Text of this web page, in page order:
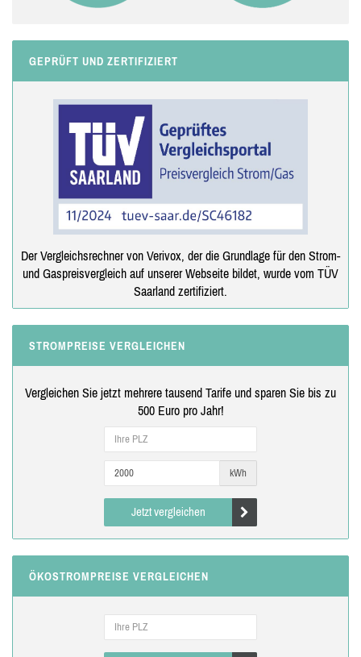
GEPRÜFT UND ZERTIFIZIERT
Der Vergleichsrechner von Verivox, der die Grundlage für den Strom-
und Gaspreisvergleich auf unserer Webseite bildet, wurde vom TÜV
Saarland zertifiziert.
STROMPREISE VERGLEICHEN
Vergleichen Sie jetzt mehrere tausend Tarife und sparen Sie bis zu
500 Euro pro Jahr!
kWh
Jetzt vergleichen
ÖKOSTROMPREISE VERGLEICHEN